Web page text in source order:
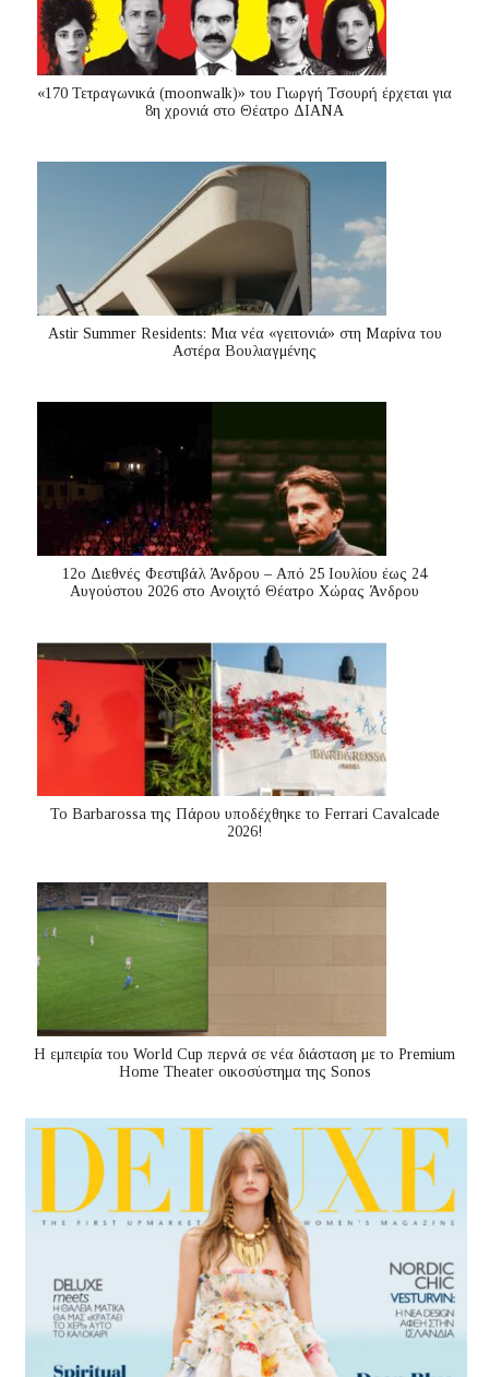
«170 Τετραγωνικά (moonwalk)» του Γιωργή Τσουρή έρχεται για
8η χρονιά στο Θέατρο ΔΙΑΝΑ
Astir Summer Residents: Μια νέα «γειτονιά» στη Μαρίνα του
Αστέρα Βουλιαγμένης
12ο Διεθνές Φεστιβάλ Άνδρου – Από 25 Ιουλίου έως 24
Αυγούστου 2026 στο Ανοιχτό Θέατρο Χώρας Άνδρου
Το Barbarossa της Πάρου υποδέχθηκε το Ferrari Cavalcade
2026!
Η εμπειρία του World Cup περνά σε νέα διάσταση με το Premium
Home Theater οικοσύστημα της Sonos